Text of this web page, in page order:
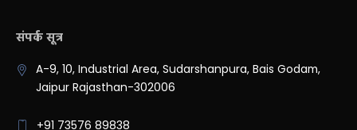
संपर्क सूत्र
A-9, 10, Industrial Area, Sudarshanpura, Bais Godam,
Jaipur Rajasthan-302006
+91 73576 89838